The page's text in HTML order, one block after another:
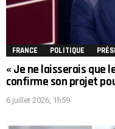
FRANCE POLITIQUE
« Je ne laisserais que
confirme son projet
6 juillet 2026, 1h59